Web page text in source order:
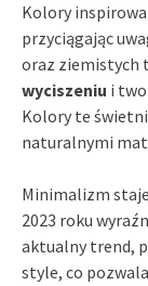
Kolory
przyciągając
oraz ziemistych
wyciszeniu i
Kolory te
naturalnymi
Minimalizm
2023 roku
aktualny trend,
style, co